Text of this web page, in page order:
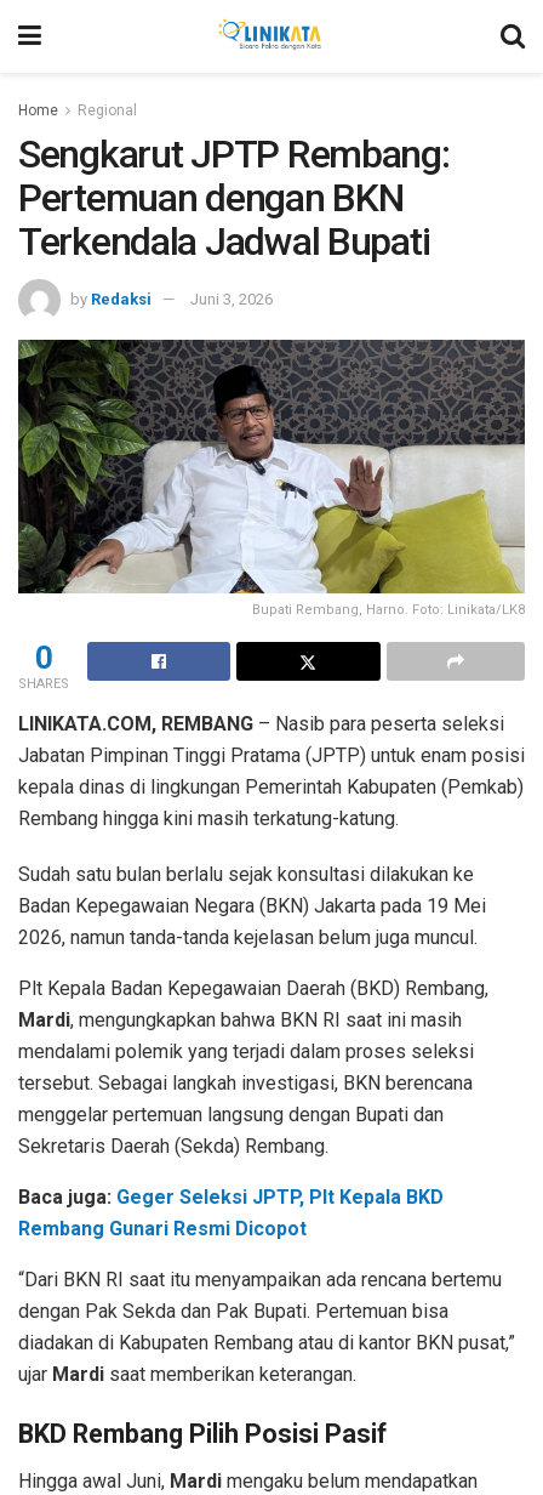
Home Regional
Sengkarut JPTP Rembang:
Pertemuan dengan BKN
Terkendala Jadwal Bupati
by Redaksi Juni 3, 2026
Bupati Rembang, Harno. Foto: Linikata/LK8
0
SHARES
LINIKATA.COM, REMBANG – Nasib para peserta seleksi
Jabatan Pimpinan Tinggi Pratama (JPTP) untuk enam posisi
kepala dinas di lingkungan Pemerintah Kabupaten (Pemkab)
Rembang hingga kini masih terkatung-katung.
Sudah satu bulan berlalu sejak konsultasi dilakukan ke
Badan Kepegawaian Negara (BKN) Jakarta pada 19 Mei
2026, namun tanda-tanda kejelasan belum juga muncul.
Plt Kepala Badan Kepegawaian Daerah (BKD) Rembang,
Mardi, mengungkapkan bahwa BKN RI saat ini masih
mendalami polemik yang terjadi dalam proses seleksi
tersebut. Sebagai langkah investigasi, BKN berencana
menggelar pertemuan langsung dengan Bupati dan
Sekretaris Daerah (Sekda) Rembang.
Baca juga: Geger Seleksi JPTP, Plt Kepala BKD
Rembang Gunari Resmi Dicopot
“Dari BKN RI saat itu menyampaikan ada rencana bertemu
dengan Pak Sekda dan Pak Bupati. Pertemuan bisa
diadakan di Kabupaten Rembang atau di kantor BKN pusat,”
ujar Mardi saat memberikan keterangan.
BKD Rembang Pilih Posisi Pasif
Hingga awal Juni, Mardi mengaku belum mendapatkan